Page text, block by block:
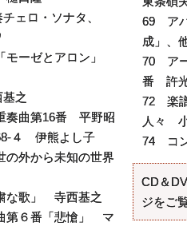
ェロ・ソナタ、
モーゼとアロン」
之
奏曲第16番 平野昭
４ 伊熊よし子
外から未知の世界
な歌」 寺西基之
第６番「悲愴」 マ
69 ア
成」、
70 ア
番 許
72 楽
人々
74 コ
CD＆
ジをご